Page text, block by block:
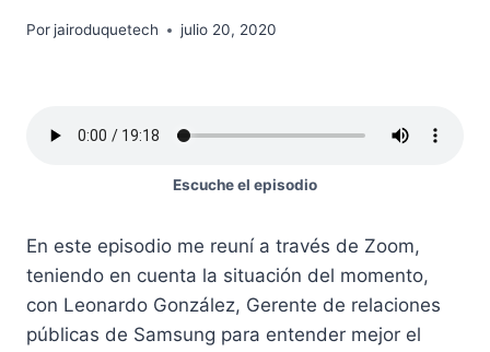
Por jairoduquetech julio 20, 2020
Escuche el episodio
En este episodio me reuní a través de Zoom,
teniendo en cuenta la situación del momento,
con Leonardo González, Gerente de relaciones
públicas de Samsung para entender mejor el